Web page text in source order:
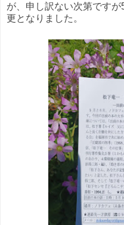
が、申し訳ない次第です
更となりました。